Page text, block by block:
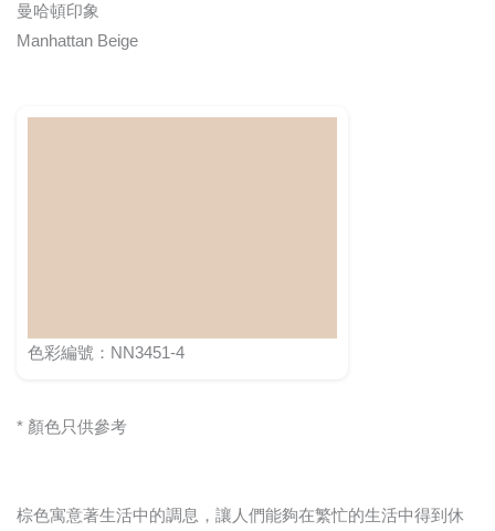
曼哈頓印象
Manhattan Beige
色彩編號：NN3451-4
* 顏色只供參考
棕色寓意著生活中的調息，讓人們能夠在繁忙的生活中得到休